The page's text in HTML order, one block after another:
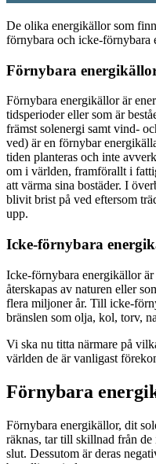
De olika energikällor som
förnybara och icke-förnybara
Förnybara
Förnybara energikällor är
tidsperioder eller som är
främst solenergi samt vind-
ved) är en förnybar
tiden planteras och inte
om i världen, framförallt i
att värma sina bostäder. I
blivit brist på ved eftersom
upp.
Icke-förnybara
Icke-förnybara energikällor
återskapas av naturen eller
flera miljoner år. Till icke-
bränslen som olja, kol, torv,
Vi ska nu titta närmare på
världen de är vanligast
Förnybara
Förnybara energikällor, dit
räknas, tar till skillnad från
slut. Dessutom är deras